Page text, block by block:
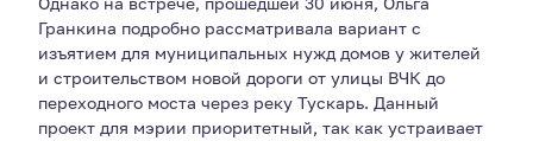
Гранкина подробно рассматривала вариант с
изъятием для муниципальных нужд домов у жителей
и строительством новой дороги от улицы ВЧК до
переходного моста через реку Тускарь. Данный
проект для мэрии приоритетный, так как устраивает